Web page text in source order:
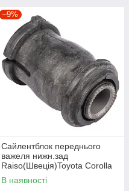
–9%
Сайлентблок переднього
важеля нижн.зад
Raiso(Швеція)Toyota Corolla
Liftback,Тойота Корола#RL-
486120H UAAELYI7
В наявності